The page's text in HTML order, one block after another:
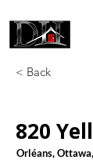
< Back
820
Orléans,